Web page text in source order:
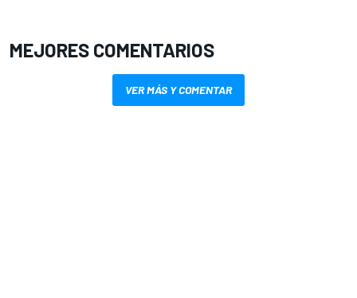
MEJORES COMENTARIOS
VER MÁS Y COMENTAR